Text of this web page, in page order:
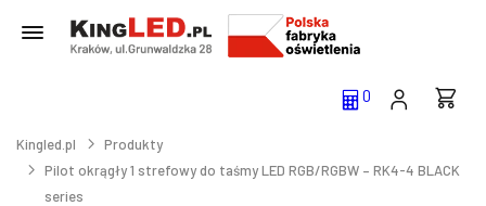
0
Kingled.pl
Produkty
Pilot okrągły 1 strefowy do taśmy LED RGB/RGBW – RK4-4 BLACK
series